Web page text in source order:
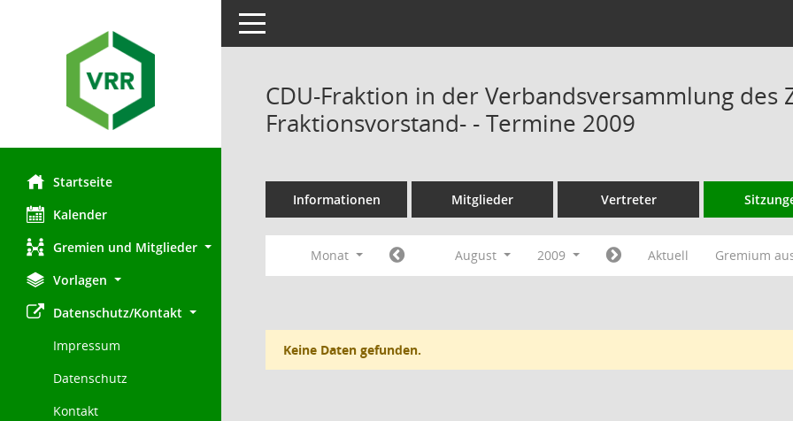
Startseite
Kalender
Gremien und Mitglieder
Vorlagen
Datenschutz/Kontakt
Impressum
Datenschutz
Kontakt
Toggle navigation
CDU-Fraktion in der Verbandsversammlung des
Fraktionsvorstand- - Termine 2009
Informationen Mitglieder Vertreter
Monat August 2009 Aktuell Gremium
Keine Daten gefunden.